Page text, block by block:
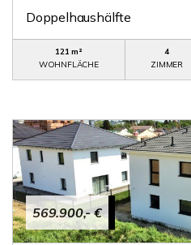
Doppelhaushälfte
121 m²
WOHNFLÄCHE
4
ZIMMER
569.900,- €